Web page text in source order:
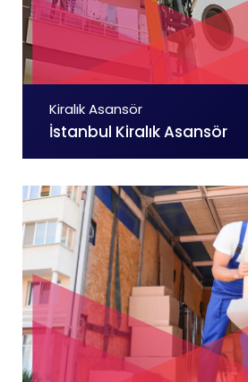
Kiralık Asansör
İstanbul Kiralık Asansör